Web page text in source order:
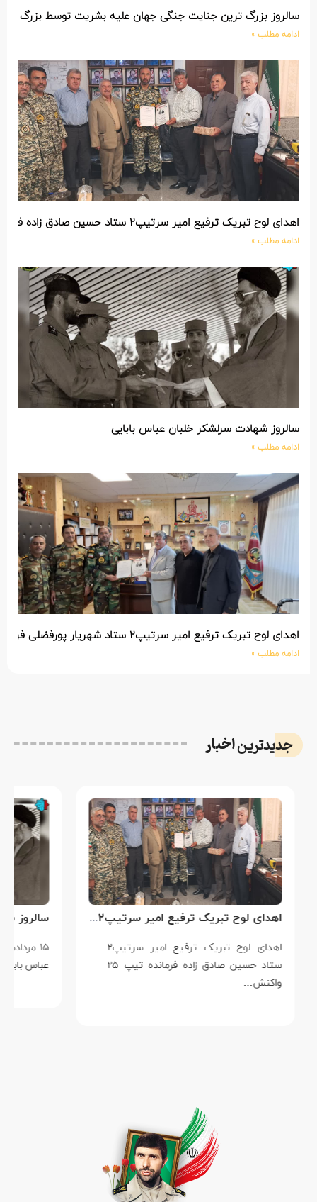
سالروز بزرگ ترین جنایت جنگی جهان علیه بشریت توسط بزرگ
ادامه مطلب »
اهدای لوح تبریک ترفیع امیر سرتیپ۲ ستاد حسین صادق زاده فرمانده تیپ ۲۵ واکنش سریع شهید آبگون نزاجا مستقر در تبریز
ادامه مطلب »
سالروز شهادت سرلشکر خلبان عباس بابایی
ادامه مطلب »
اهدای لوح تبریک ترفیع امیر سرتیپ۲ ستاد شهریار پورفضلی فرمانده تیپ ۳۶۴ شهید نصیرزاده نزاجا مستقر در مهاباد
ادامه مطلب »
جدیدتریناخبار
اهدای لوح تبریک ترفیع امیر سرتیپ۲ ستاد حسین صادق زاده فرمانده تیپ ۲۵ واکنش سریع شهید آبگون نزاجا مستقر در تبریز
اهدای لوح تبریک ترفیع امیر سرتیپ۲
ستاد حسین صادق زاده فرمانده تیپ ۲۵
واکنش…
۱۵
عباس بابایی